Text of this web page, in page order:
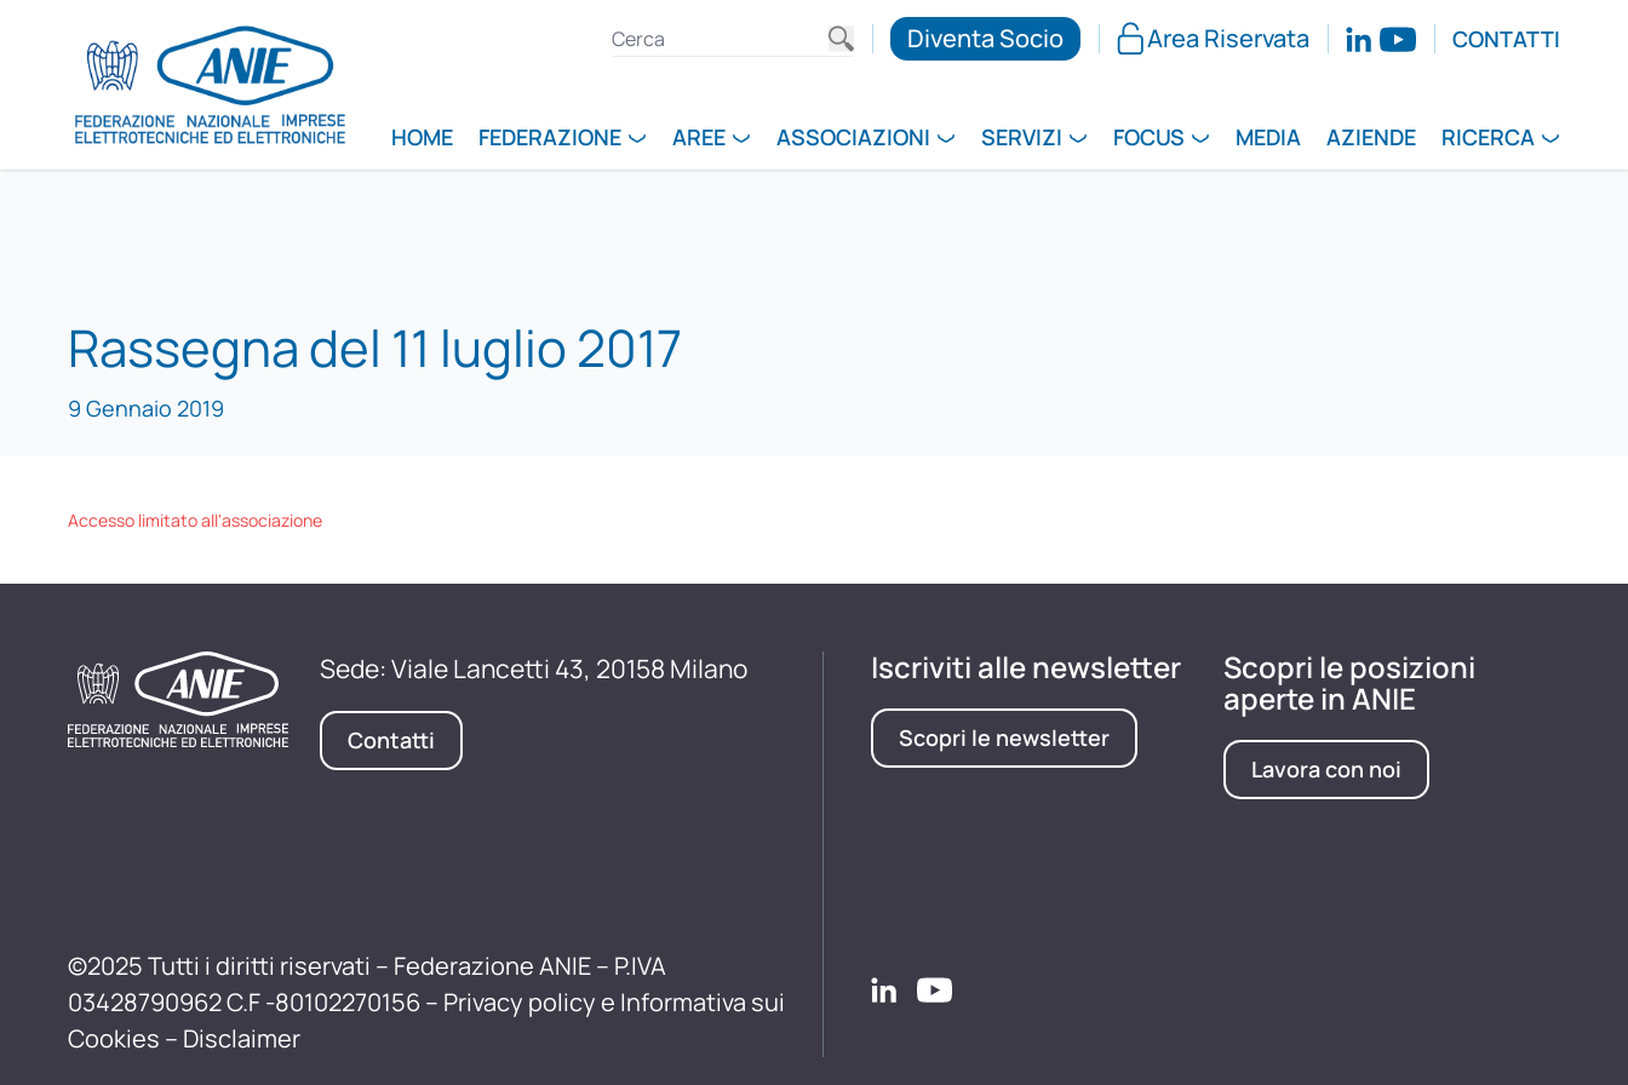
Diventa Socio Area Riservata CONTATTI
HOME FEDERAZIONE AREE ASSOCIAZIONI SERVIZI FOCUS MEDIA AZIENDE RICERCA
Rassegna del 11 luglio 2017
9 Gennaio 2019
Accesso limitato all'associazione
Sede: Viale Lancetti 43, 20158 Milano
Contatti
©2025 Tutti i diritti riservati – Federazione ANIE – P.IVA
03428790962 C.F -80102270156 – Privacy policy e Informativa sui
Cookies – Disclaimer
Iscriviti alle newsletter
Scopri le newsletter
Scopri le posizioni
aperte in ANIE
Lavora con noi